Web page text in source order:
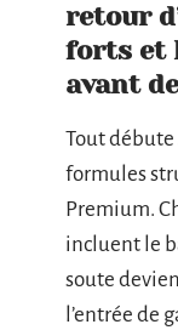
retour
forts et
avant
Tout débute
formules
Premium.
incluent le
soute
l’entrée de